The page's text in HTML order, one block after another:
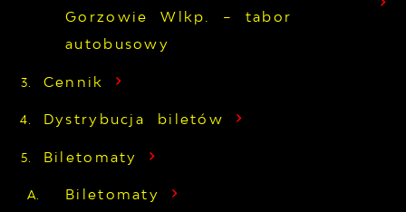
Gorzowie Wlkp. – tabor
autobusowy
Cennik
Dystrybucja biletów
Biletomaty
Biletomaty